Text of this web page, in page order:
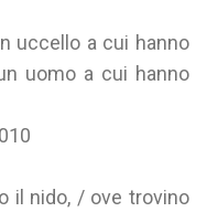
uccello a cui hanno
uomo a cui hanno
il nido, / ove trovino